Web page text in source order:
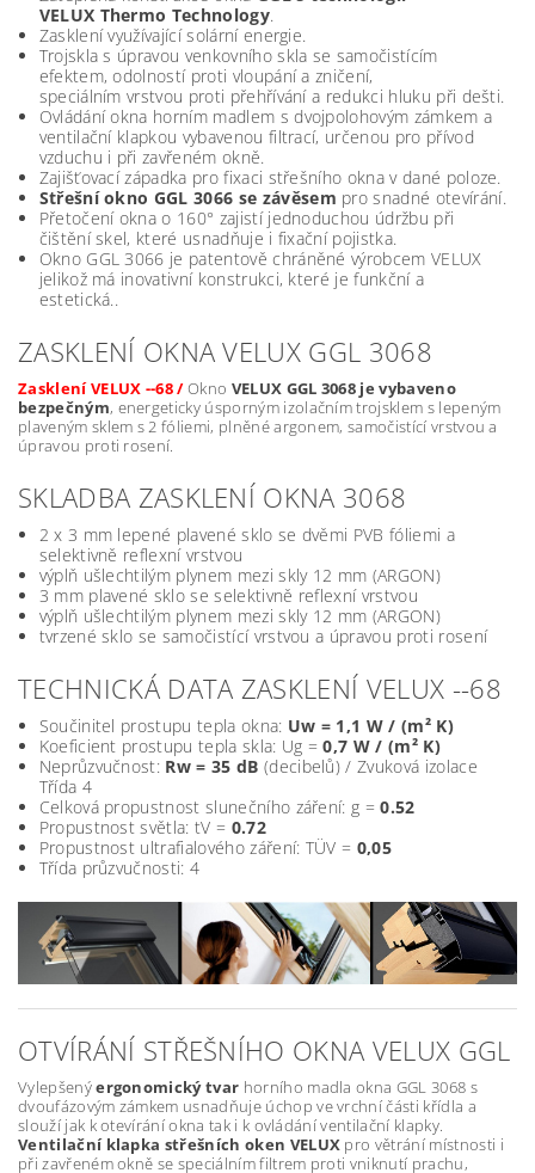
VELUX Thermo Technology.
Zasklení využívající solární energie.
Trojskla s úpravou venkovního skla se samočistícím
efektem, odolností proti vloupání a zničení,
speciálním vrstvou proti přehřívání a redukci hluku při dešti.
Ovládání okna horním madlem s dvojpolohovým zámkem a
ventilační klapkou vybavenou filtrací, určenou pro přívod
vzduchu i při zavřeném okně.
Zajišťovací západka pro fixaci střešního okna v dané poloze.
Střešní okno GGL 3066 se závěsem pro snadné otevírání.
Přetočení okna o 160° zajistí jednoduchou údržbu při
čištění skel, které usnadňuje i fixační pojistka.
Okno GGL 3066 je patentově chráněné výrobcem VELUX
jelikož má inovativní konstrukci, které je funkční a
estetická..
ZASKLENÍ OKNA VELUX GGL 3068
Zasklení VELUX --68 /Okno VELUX GGL 3068 je vybaveno
bezpečným, energeticky úsporným izolačním trojsklem s lepeným
plaveným sklem s 2 fóliemi, plněné argonem, samočistící vrstvou a
úpravou proti rosení.
SKLADBA ZASKLENÍ OKNA 3068
2 x 3 mm lepené plavené sklo se dvěmi PVB fóliemi a
selektivně reflexní vrstvou
výplň ušlechtilým plynem mezi skly 12 mm (ARGON)
3 mm plavené sklo se selektivně reflexní vrstvou
výplň ušlechtilým plynem mezi skly 12 mm (ARGON)
tvrzené sklo se samočistící vrstvou a úpravou proti rosení
TECHNICKÁ DATA ZASKLENÍ VELUX --68
Součinitel prostupu tepla okna: Uw = 1,1 W / (m² K)
Koeficient prostupu tepla skla: Ug =0,7 W / (m² K)
Neprůzvučnost: Rw = 35 dB (decibelů) / Zvuková izolace
Třída 4
Celková propustnost slunečního záření: g =0.52
Propustnost světla: tV = 0.72
Propustnost ultrafialového záření: TÜV = 0,05
Třída průzvučnosti: 4
OTVÍRÁNÍ STŘEŠNÍHO OKNA VELUX GGL
Vylepšenýergonomický tvar horního madla okna GGL 3068 s
dvoufázovým zámkem usnadňuje úchop ve vrchní části křídla a
slouží jak k otevírání okna tak i k ovládání ventilační klapky.
Ventilační klapka střešních oken VELUX pro větrání místnosti i
při zavřeném okně se speciálním filtrem proti vniknutí prachu,